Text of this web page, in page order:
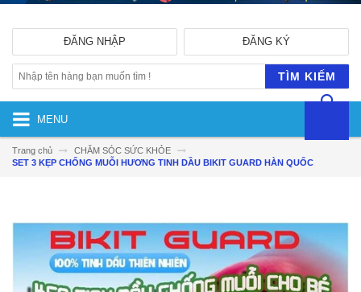
ĐĂNG KÝ
ĐĂNG NHẬP
TÌM KIẾM
MENU
Trang chủ
CHĂM SÓC SỨC KHỎE
SET 3 KẸP CHỐNG MUỖI HƯƠNG TINH DẦU BIKIT GUARD HÀN QUỐC